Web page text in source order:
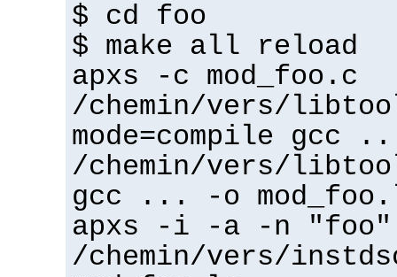
$ cd foo
$ make all reload
apxs -c mod_foo.c
/chemin/vers/
mode=compile gcc
/chemin/vers/
gcc ... -o
apxs -i -a -n "foo"
/chemin/vers/